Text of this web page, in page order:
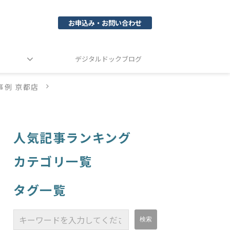
お申込み・お問い合わせ
デジタルドックブログ
例 京都店
人気記事ランキング
カテゴリ一覧
タグ一覧